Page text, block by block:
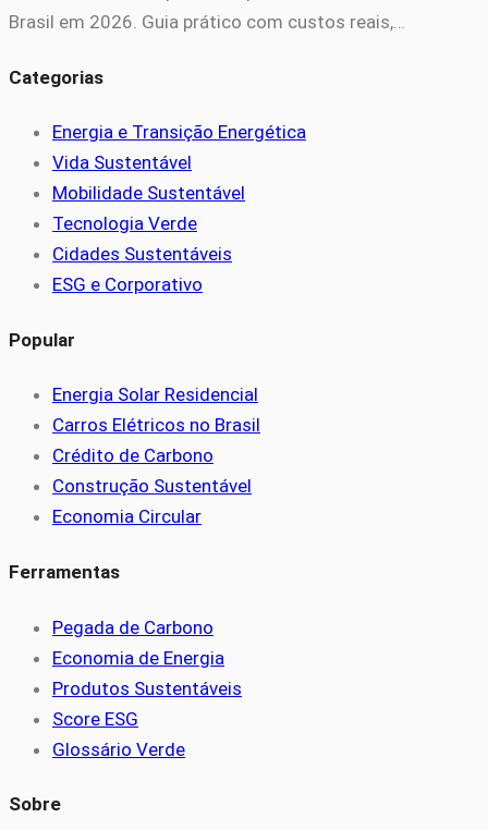
Brasil em 2026. Guia prático com custos reais,…
Categorias
Energia e Transição Energética
Vida Sustentável
Mobilidade Sustentável
Tecnologia Verde
Cidades Sustentáveis
ESG e Corporativo
Popular
Energia Solar Residencial
Carros Elétricos no Brasil
Crédito de Carbono
Construção Sustentável
Economia Circular
Ferramentas
Pegada de Carbono
Economia de Energia
Produtos Sustentáveis
Score ESG
Glossário Verde
Sobre